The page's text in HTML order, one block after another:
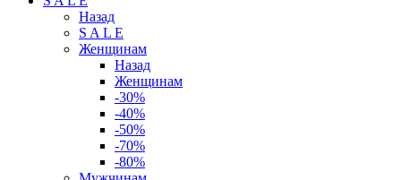
Назад
S A L E
Женщинам
Назад
Женщинам
-30%
-40%
-50%
-70%
-80%